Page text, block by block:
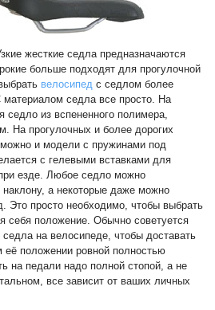
жесткие седла предназначаются
больше подходят для прогулочной
велосипед с седлом более
седла все просто. На
из вспененного полимера,
На прогулочных и более дорогих
и модели с пружинами под
с гелевыми вставками для
езде. Любое седло можно
наклону, а некоторые даже можно
Это просто необходимо, чтобы выбрать
себя положение. Обычно советуется
на велосипеде, чтобы доставать
положении ровной полностью
на педали надо полной стопой, а не
все зависит от ваших личных